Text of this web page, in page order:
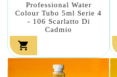
Professional Water
Colour Tubo 5ml Serie 4
- 106 Scarlatto Di
Cadmio
